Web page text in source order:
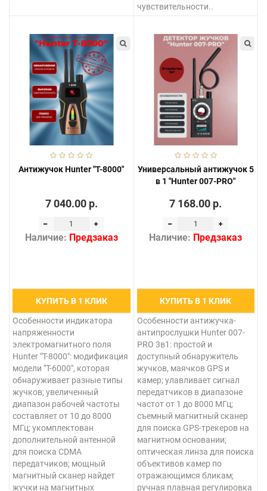
чувствительности..
Антижучок Hunter "T-8000"
7 040.00 р.
Наличие: Предзаказ
КУПИТЬ В 1 КЛИК
Особенности индикатора
напряженности
электромагнитного поля
Hunter "T-8000": модификация
модели "Т-6000", которая
обнаруживает разные типы
жучков; увеличенный
диапазон рабочей частоты
составляет от 10 до 8000
МГц; укомплектован
дополнительной антенной
для поиска CDMA
передатчиков; мощный
магнитный сканер найдет
жучки на магнитных
Универсальный антижучок 5
в 1 "Hunter 007-PRO"
7 168.00 р.
Наличие: Предзаказ
КУПИТЬ В 1 КЛИК
Особенности антижучка-
антипрослушки Hunter 007-
PRO 3в1: простой и
доступный обнаружитель
жучков, маячков GPS и
камер; улавливает сигнал
передатчиков в диапазоне
частот от 1 до 8000 МГц;
съемный магнитный сканер
для поиска GPS-трекеров на
магнитном основании;
оптическая линза для поиска
объективов камер по
отражающимся бликам;
ручная плавная регулировка